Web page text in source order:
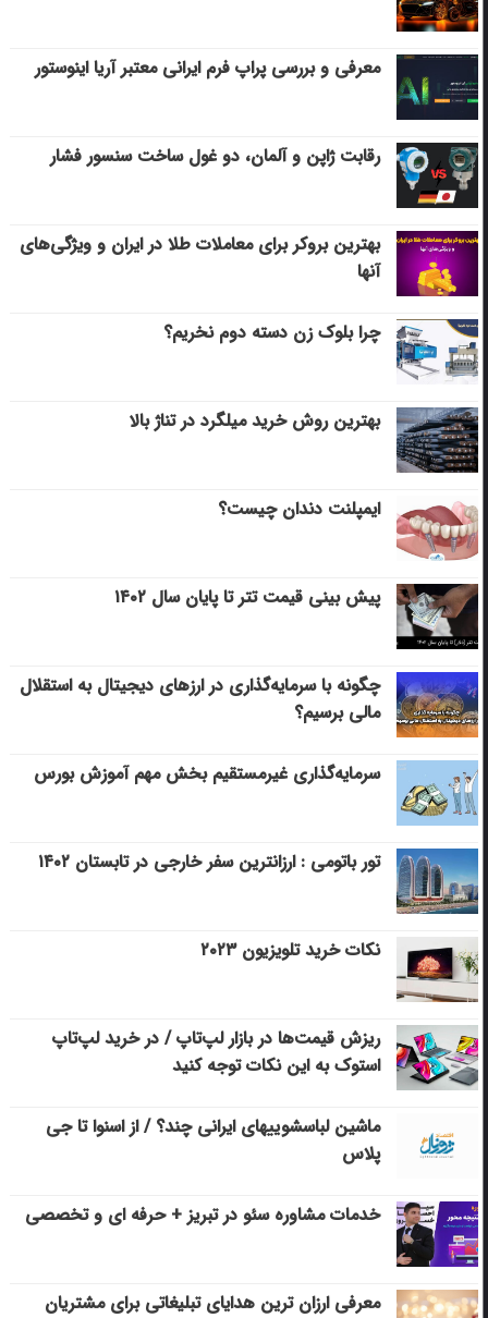
معرفی و بررسی پراپ فرم ایرانی معتبر آریا اینوستور
رقابت ژاپن و آلمان، دو غول ساخت سنسور فشار
بهترین بروکر برای معاملات طلا در ایران و ویژگی‌های
آنها
چرا بلوک زن دسته دوم نخریم؟
بهترین روش خرید میلگرد در تناژ بالا
ایمپلنت دندان چیست؟
پیش بینی قیمت تتر تا پایان سال ۱۴۰۲
چگونه با سرمایه‌گذاری در ارزهای دیجیتال به استقلال
مالی برسیم؟
سرمایه‌گذاری غیرمستقیم بخش مهم آموزش بورس
تور باتومی : ارزانترین سفر خارجی در تابستان ۱۴۰۲
نکات خرید تلویزیون ۲۰۲۳
ریزش قیمت‌ها در بازار لپ‌تاپ / در خرید لپ‌تاپ
استوک به این نکات توجه کنید
ماشین لباسشویی‎های ایرانی چند؟ / از اسنوا تا جی
پلاس
خدمات مشاوره سئو در تبریز + حرفه ای و تخصصی
معرفی ارزان ترین هدایای تبلیغاتی برای مشتریان